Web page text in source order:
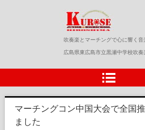
黒瀬中学校吹奏楽部
吹奏楽とマーチングで心に響く音
広島県東広島市立黒瀬中学校吹奏
マーチングコン中国大会で全国
ました